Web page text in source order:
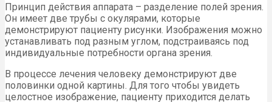
Принцип действия аппарата – разделение полей зрения.
Он имеет две трубы с окулярами, которые
демонстрируют пациенту рисунки. Изображения можно
устанавливать под разным углом, подстраиваясь под
индивидуальные потребности органа зрения.
В процессе лечения человеку демонстрируют две
половинки одной картины. Для того чтобы увидеть
целостное изображение, пациенту приходится делать